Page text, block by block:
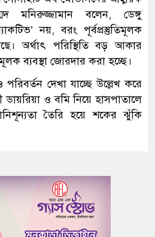
মনিরুজ্জামান বলেন, ডেঙ্গু
নয়, বরং পূর্বপ্রস্তুতিমূলক
অর্থাৎ পরিস্থিতি বড় আকার
ব্যবস্থা জোরদার করা হচ্ছে।
পরিবর্তন দেখা যাচ্ছে উল্লেখ করে
ও বমি নিয়ে হাসপাতালে
তৈরি হয়ে শকের ঝুঁকি